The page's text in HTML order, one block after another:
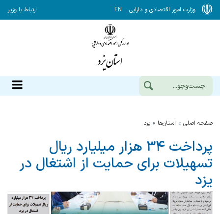
وزارت امور اقتصادی و دارایی EN ارتباط با وزیر
صفحه اصلی استان‌ها يزد
پرداخت ۳۴ هزار میلیارد ریال
تسهیلات برای حمایت از اشتغال در
یزد